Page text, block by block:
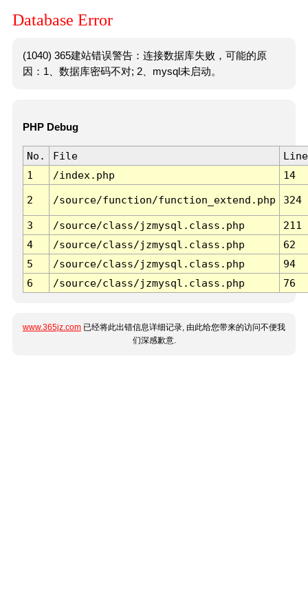
Database Error
(1040) 365建站错误警告：连接数据库失败，可能的原
因：1、数据库密码不对; 2、mysql未启动。
PHP Debug
No. File
Line
1
/index.php 14
2 /source/function/function_extend.php 324
3 /source/class/jzmysql.class.php
211
4
/source/class/jzmysql.class.php
62
5
/source/class/jzmysql.class.php
94
6
/source/class/jzmysql.class.php 76
www.365jz.com 已经将此出错信息详细记录, 由此给您带来的访问不便我
们深感歉意.